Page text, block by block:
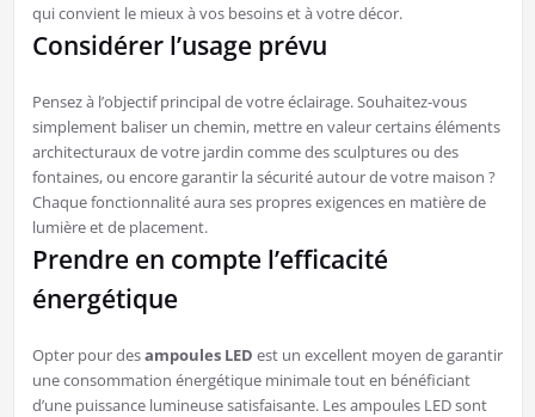
qui convient le mieux à vos besoins et à votre décor.
Considérer l’usage prévu
Pensez à l’objectif principal de votre éclairage. Souhaitez-vous
simplement baliser un chemin, mettre en valeur certains éléments
architecturaux de votre jardin comme des sculptures ou des
fontaines, ou encore garantir la sécurité autour de votre maison ?
Chaque fonctionnalité aura ses propres exigences en matière de
lumière et de placement.
Prendre en compte l’efficacité
énergétique
Opter pour desampoules LED est un excellent moyen de garantir
une consommation énergétique minimale tout en bénéficiant
d’une puissance lumineuse satisfaisante. Les ampoules LED sont